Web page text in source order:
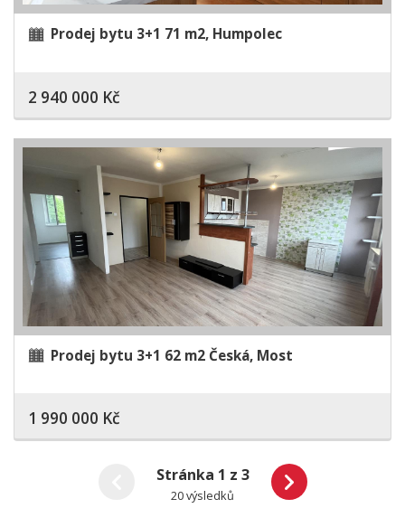
Prodej bytu 3+1 71 m2, Humpolec
2 940 000 Kč
Prodej bytu 3+1 62 m2 Česká, Most
1 990 000 Kč
Stránka 1 z 3
20 výsledků